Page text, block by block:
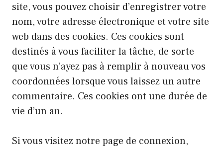
site, vous pouvez choisir d’enregistrer votre
nom, votre adresse électronique et votre site
web dans des cookies. Ces cookies sont
destinés à vous faciliter la tâche, de sorte
que vous n’ayez pas à remplir à nouveau vos
coordonnées lorsque vous laissez un autre
commentaire. Ces cookies ont une durée de
vie d’un an.
Si vous visitez notre page de connexion,